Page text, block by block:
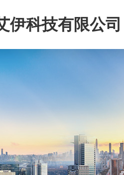
伊科技有限公司